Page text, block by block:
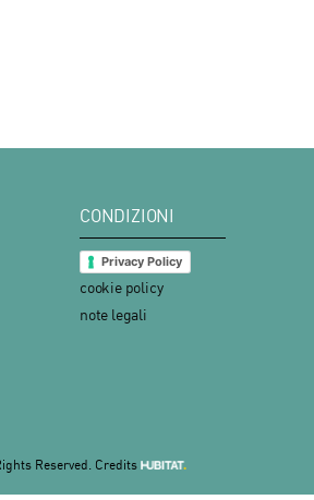
CONDIZIONI
Privacy Policy
cookie policy
note legali
Reserved. Credits